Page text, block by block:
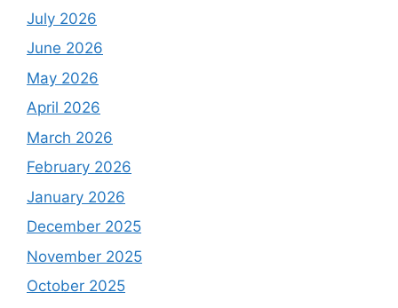
July 2026
June 2026
May 2026
April 2026
March 2026
February 2026
January 2026
December 2025
November 2025
October 2025